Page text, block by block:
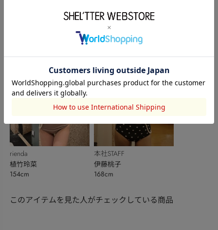
rienda
植竹玲菜
154cm
松本幸奈
159cm
本社STAFF
伊藤桃子
168cm
このアイテムを見た人がチェックしている商品